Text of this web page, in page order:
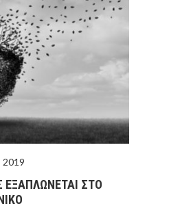
2019
EΞAΠΛΩNETAI ΣΤΟ